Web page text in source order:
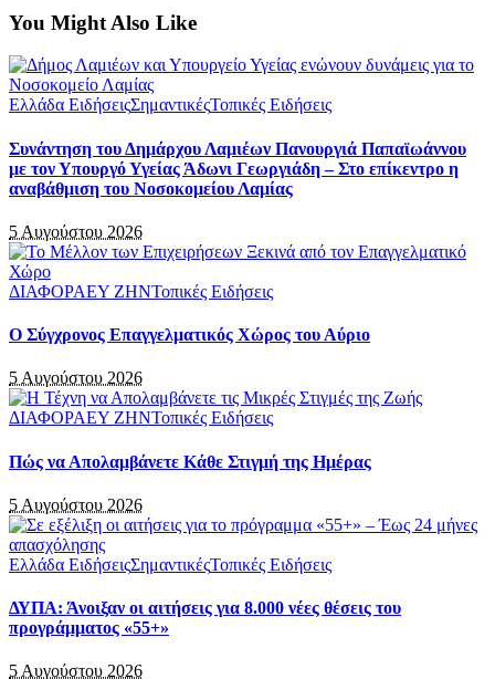
You Might Also Like
Ελλάδα ΕιδήσειςΣημαντικέςΤοπικές Ειδήσεις
Συνάντηση του Δημάρχου Λαμιέων Πανουργιά Παπαϊωάννου
με τον Υπουργό Υγείας Άδωνι Γεωργιάδη – Στο επίκεντρο η
αναβάθμιση του Νοσοκομείου Λαμίας
5 Αυγούστου 2026
ΔΙΑΦΟΡΑΕΥ ΖΗΝΤοπικές Ειδήσεις
Ο Σύγχρονος Επαγγελματικός Χώρος του Αύριο
5 Αυγούστου 2026
ΔΙΑΦΟΡΑΕΥ ΖΗΝΤοπικές Ειδήσεις
Πώς να Απολαμβάνετε Κάθε Στιγμή της Ημέρας
5 Αυγούστου 2026
Ελλάδα ΕιδήσειςΣημαντικέςΤοπικές Ειδήσεις
ΔΥΠΑ: Άνοιξαν οι αιτήσεις για 8.000 νέες θέσεις του
προγράμματος «55+»
5 Αυγούστου 2026